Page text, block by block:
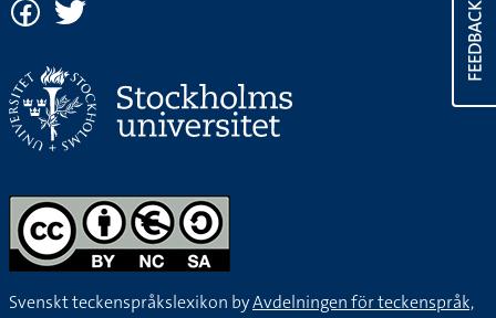
FEEDBACK
Svenskt teckenspråkslexikon byAvdelningen för teckenspråk,